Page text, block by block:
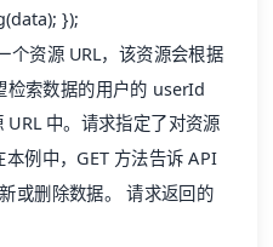
});
个资源 URL，该资源会根据
索数据的用户的 userId
中。请求指定了对资源
例中，GET 方法告诉 API
或删除数据。 请求返回的